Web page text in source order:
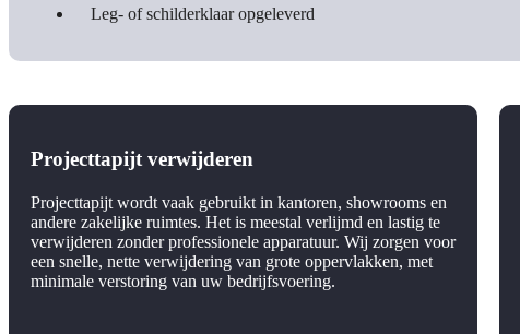
Leg- of schilderklaar opgeleverd
Projecttapijt verwijderen
Projecttapijt wordt vaak gebruikt in kantoren, showrooms en
andere zakelijke ruimtes. Het is meestal verlijmd en lastig te
verwijderen zonder professionele apparatuur. Wij zorgen voor
een snelle, nette verwijdering van grote oppervlakken, met
minimale verstoring van uw bedrijfsvoering.